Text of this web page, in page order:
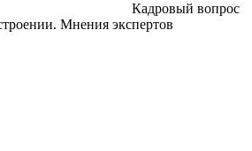
Кадровый вопрос
Мнения экспертов